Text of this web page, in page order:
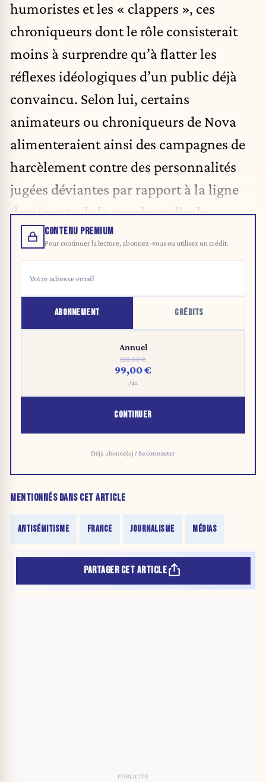
humoristes et les « clappers », ces
chroniqueurs dont le rôle consisterait
moins à surprendre qu’à flatter les
réflexes idéologiques d’un public déjà
convaincu. Selon lui, certains
animateurs ou chroniqueurs de Nova
alimenteraient ainsi des campagnes de
harcèlement contre des personnalités
jugées déviantes par rapport à la ligne
dominante de la gauche radicale.
CONTENU PREMIUM
Pour continuer la lecture, abonnez-vous ou utilisez un crédit.
ABONNEMENT CRÉDITS
Annuel
120,00 €
99,00 €
/an
CONTINUER
Déjà abonné(e) ?Se connecter
MENTIONNÉS DANS CET ARTICLE
ANTISÉMITISME FRANCE JOURNALISME MÉDIAS
PARTAGER CET ARTICLE